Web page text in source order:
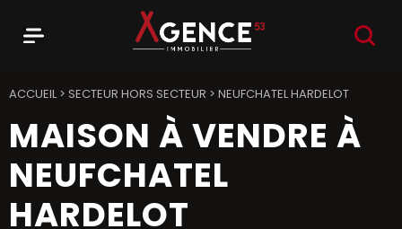
ACCUEIL> SECTEUR HORS SECTEUR > NEUFCHATEL HARDELOT
MAISON À VENDRE À
NEUFCHATEL
HARDELOT